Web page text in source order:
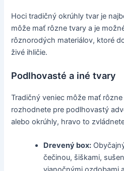
Hoci tradičný okrúhly tvar je
môže mať rôzne tvary a je
rôznorodých materiálov, ktoré
živé ihličie.
Podlhovasté a iné tvary
Tradičný veniec môže mať
rozhodnete pre podlhovastý
alebo okrúhly, hravo to
Drevený box:
čečinou, šiškami,